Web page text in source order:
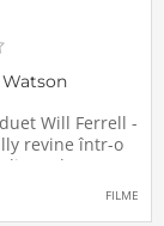
Will Ferrell -
revine într-o
Holmes &
super-FILME